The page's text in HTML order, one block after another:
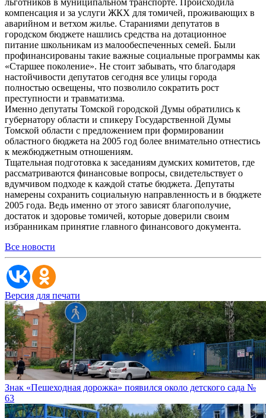
компенсация и за услуги ЖКХ для томичей, проживающих в
аварийном и ветхом жилье. Стараниями депутатов в
городском бюджете нашлись средства на дотационное
питание школьникам из малообеспеченных семей. Были
профинансированы такие важные социальные программы как
«Старшее поколение». Не стоит забывать, что благодаря
настойчивости депутатов сегодня все улицы города
полностью освещены, что позволило сократить рост
преступности и травматизма.
Именно депутаты Томской городской Думы обратились к
губернатору области и спикеру Государственной Думы
Томской области с предложением при формировании
областного бюджета на 2005 год более внимательно отнестись
к межбюджетным отношениям.
Тщательная подготовка к заседаниям думских комитетов, где
рассматриваются финансовые вопросы, свидетельствует о
вдумчивом подходе к каждой статье бюджета. Депутаты
намерены сохранить социальную направленность и в бюджете
2005 года. Ведь именно от этого зависят благополучие,
достаток и здоровье томичей, которые доверили своим
избранникам принятие главного финансового документа.
Все новости
Версия для печати
Знак «Пешеходная дорожка» появился около детского сада №
63